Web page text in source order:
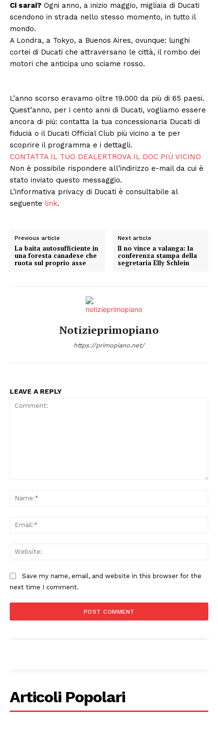
Condividi
Ci sarai? Ogni anno, a inizio maggio, migliaia di Ducati
scendono in strada nello stesso momento, in tutto il
mondo.
A Londra, a Tokyo, a Buenos Aires, ovunque: lunghi
cortei di Ducati che attraversano le città, il rombo dei
motori che anticipa uno sciame rosso.
L’anno scorso eravamo oltre 19.000 da più di 65 paesi.
Quest’anno, per i cento anni di Ducati, vogliamo essere
ancora di più: contatta la tua concessionaria Ducati di
fiducia o il Ducati Official Club più vicino a te per
scoprire il programma e i dettagli.
CONTATTA IL TUO DEALERTROVA IL DOC PIÙ VICINO
Non è possibile rispondere all’indirizzo e-mail da cui è
stato inviato questo messaggio.
L’informativa privacy di Ducati è consultabile al
seguente link.
Previous article
La baita autosufficiente in
una foresta canadese che
ruota sul proprio asse
Next article
Il no vince a valanga: la
conferenza stampa della
segretaria Elly Schlein
Notizieprimopiano
https://primopiano.net/
LEAVE A REPLY
Save my name, email, and website in this browser for the
next time I comment.
Articoli Popolari